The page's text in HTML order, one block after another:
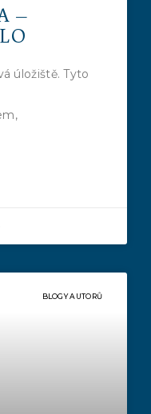
–
úložiště. Tyto
BLOGY AUTORŮ